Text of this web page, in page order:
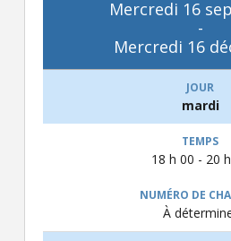
Mercredi 16
-
Mercredi 16
mardi
18 h 00 - 20
À